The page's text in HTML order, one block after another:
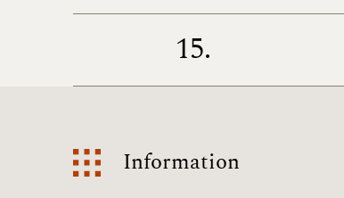
15.
Information